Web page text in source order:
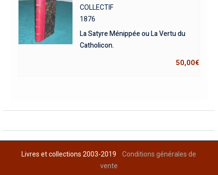
COLLECTIF
1876
La Satyre Ménippée ou La Vertu du
Catholicon.
50,00€
Livres et collections 2003-2019Conditions générales de
vente